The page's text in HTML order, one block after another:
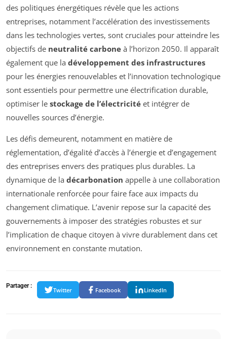
des politiques énergétiques révèle que les actions
entreprises, notamment l’accélération des investissements
dans les technologies vertes, sont cruciales pour atteindre les
objectifs de neutralité carbone à l’horizon 2050. Il apparaît
également que la développement des infrastructures
pour les énergies renouvelables et l’innovation technologique
sont essentiels pour permettre une électrification durable,
optimiser le stockage de l’électricité et intégrer de
nouvelles sources d’énergie.
Les défis demeurent, notamment en matière de
réglementation, d’égalité d’accès à l’énergie et d’engagement
des entreprises envers des pratiques plus durables. La
dynamique de la décarbonation appelle à une collaboration
internationale renforcée pour faire face aux impacts du
changement climatique. L’avenir repose sur la capacité des
gouvernements à imposer des stratégies robustes et sur
l’implication de chaque citoyen à vivre durablement dans cet
environnement en constante mutation.
Partager :
Twitter Facebook LinkedIn